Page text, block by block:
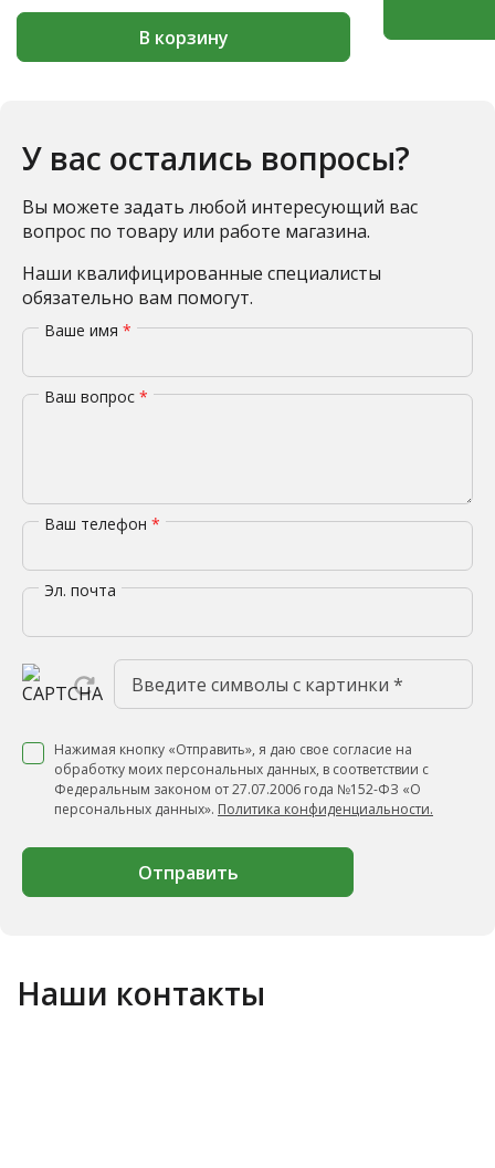
В корзину
У вас остались вопросы?
Вы можете задать любой интересующий вас
вопрос по товару или работе магазина.
Наши квалифицированные специалисты
обязательно вам помогут.
Ваше имя *
Ваш вопрос *
Ваш телефон *
Эл. почта
Нажимая кнопку «Отправить», я даю свое согласие на
обработку моих персональных данных, в соответствии с
Федеральным законом от 27.07.2006 года №152-ФЗ «О
персональных данных». Политика конфиденциальности.
Отправить
Наши контакты